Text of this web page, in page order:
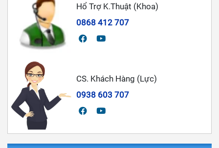
Hổ Trợ K.Thuật (Khoa)
0868 412 707
CS. Khách Hàng (Lực)
0938 603 707